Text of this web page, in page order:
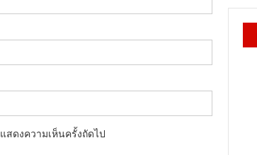
สดงความเห็นครั้งถัดไป